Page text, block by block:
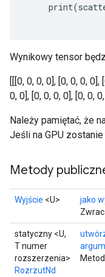
print(
Wynikowy tensor
[[[0, 0, 0, 0], [0, 0, 0, 0],
0, 0], [0, 0, 0, 0], [0, 0,
Należy pamiętać, że
Jeśli na GPU
Metody
Wyjście <U> jako
statyczny <U,
T numer
rozszerzenia>
RozrzutNd